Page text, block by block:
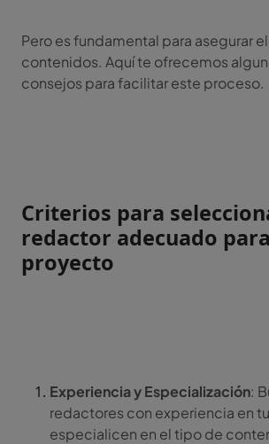
Pero es fundamental para asegurar
contenidos. Aquí te ofrecemos
consejos para facilitar este proceso.
Criterios para
redactor adecuado
proyecto
Experiencia y Especialización:
redactores con experiencia en
especialicen en el tipo de